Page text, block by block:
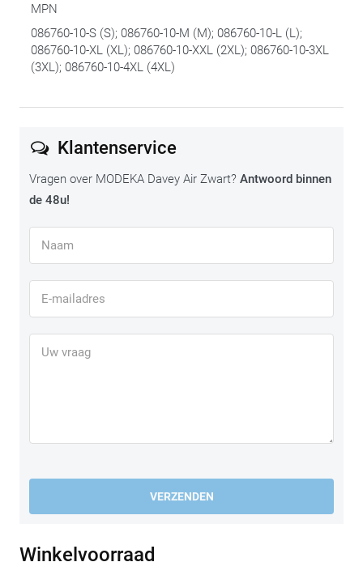
MPN
086760-10-S (S); 086760-10-M (M); 086760-10-L (L);
086760-10-XL (XL); 086760-10-XXL (2XL); 086760-10-3XL
(3XL); 086760-10-4XL (4XL)
Klantenservice
Vragen over MODEKA Davey Air Zwart? Antwoord binnen
de 48u!
VERZENDEN
Winkelvoorraad